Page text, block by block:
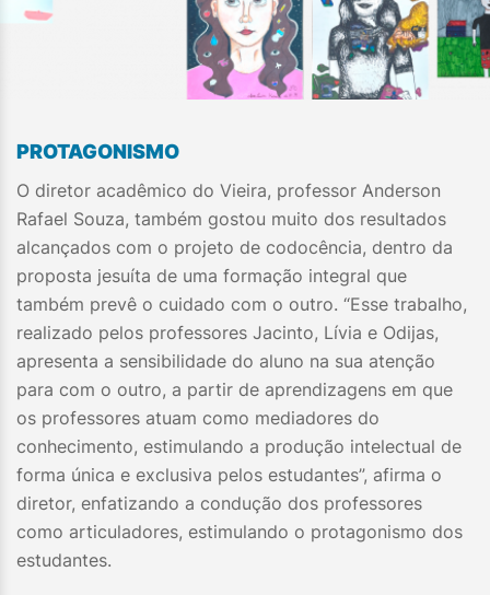
PROTAGONISMO​
O diretor acadêmico do Vieira, professor Anderson
Rafael Souza, também gostou muito dos resultados
alcançados com o projeto de codocência, dentro da
proposta jesuíta de uma formação integral que
também prevê o cuidado com o outro. “Esse trabalho,
realizado pelos professores Jacinto, Lívia e Odijas,
apresenta a sensibilidade do aluno na sua atenção
para com o outro, a partir de aprendizagens em que
os professores atuam como mediadores do
conhecimento, estimulando a produção intelectual de
forma única e exclusiva pelos estudantes”, afirma o
diretor, enfatizando a condução dos professores
como articuladores, estimulando o protagonismo dos
estudantes.